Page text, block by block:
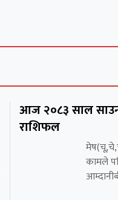
आज २०८३ साल
राशिफल
कामले